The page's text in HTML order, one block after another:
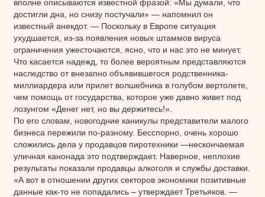
вполне описываются известной фразой: «Мы думали, что
достигли дна, но снизу постучали» — напомнил он
известный анекдот. — Поскольку в Европе ситуация
ухудшается, из-за появления новых штаммов вируса
ограничения ужесточаются, ясно, что и нас это не минует.
Что касается надежд, то более вероятным представляются
наследство от внезапно объявившегося родственника-
миллиардера или прилет волшебника в голубом вертолете,
чем помощь от государства, которое уже давно живет под
лозунгом «Денег нет, но вы держитесь!».
По его словам, новогодние каникулы представители малого
бизнеса пережили по-разному. Бесспорно, очень хорошо
сложились дела у продавцов пиротехники —нескончаемая
уличная канонада это подтверждает. Наверное, неплохие
результаты показали продавцы алкоголя и службы доставки.
«А вот в отношении других секторов экономики позитивные
данные как-то не попадались – утверждает Третьяков. —